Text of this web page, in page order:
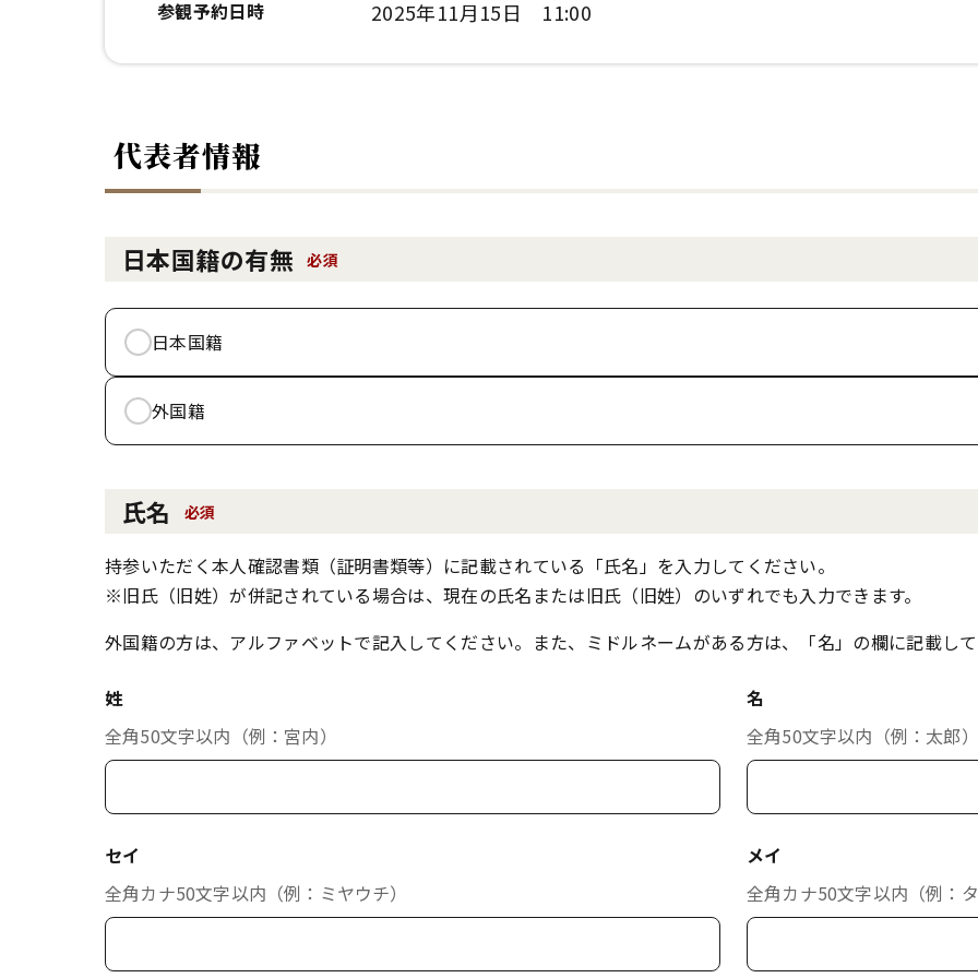
参観予約日時 2025年11月15日 11:00
代表者情報
日本国籍の有無 必須
日本国籍
外国籍
氏名 必須
持参いただく本人確認書類（証明書類等）に記載されている「氏名」を入力してください。
※旧氏（旧姓）が併記されている場合は、現在の氏名または旧氏（旧姓）のいずれでも入力できます。
外国籍の方は、アルファベットで記入してください。また、ミドルネームがある方は、「名」の欄に記載して
姓
全角50文字以内（例：宮内）
名
全角50文字以内（例：太郎）
セイ
全角カナ50文字以内（例：ミヤウチ）
メイ
全角カナ50文字以内（例：タ